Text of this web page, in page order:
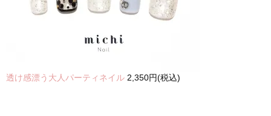
透け感漂う大人パーティネイル 2,350円(税込)